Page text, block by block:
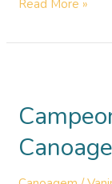
Vence
Mundo
Surfski
Read More »